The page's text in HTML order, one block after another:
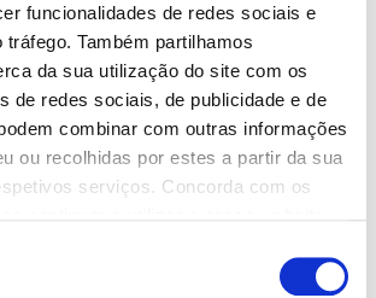
funcionalidades de redes sociais e
Também partilhamos
da sua utilização do site com os
de redes sociais, de publicidade e de
combinar com outras informações
ou recolhidas por estes a partir da sua
serviços. Concorda com os